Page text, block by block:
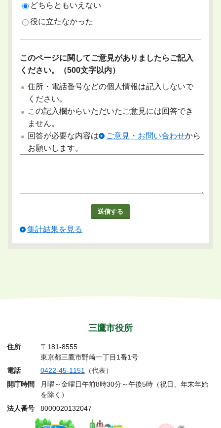
どちらともいえない
役に立たなかった
このページに関してご意見がありましたらご記入
ください。（500文字以内）
住所・電話番号などの個人情報は記入しないで
ください。
この記入欄からいただいたご意見には回答でき
ません。
回答が必要な内容は
ご意見・お問い合わせから
お願いします。
集計結果を見る
三鷹市役所
住所
〒181-8555
東京都三鷹市野崎一丁目1番1号
電話
0422-45-1151（代表）
開庁時間
月曜～金曜日午前8時30分～午後5時（祝日、年末年始
を除く）
法人番号
8000020132047